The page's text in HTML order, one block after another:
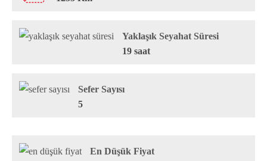
Yaklaşık Seyahat Süresi
19 saat
Sefer Sayısı
5
En Düşük Fiyat